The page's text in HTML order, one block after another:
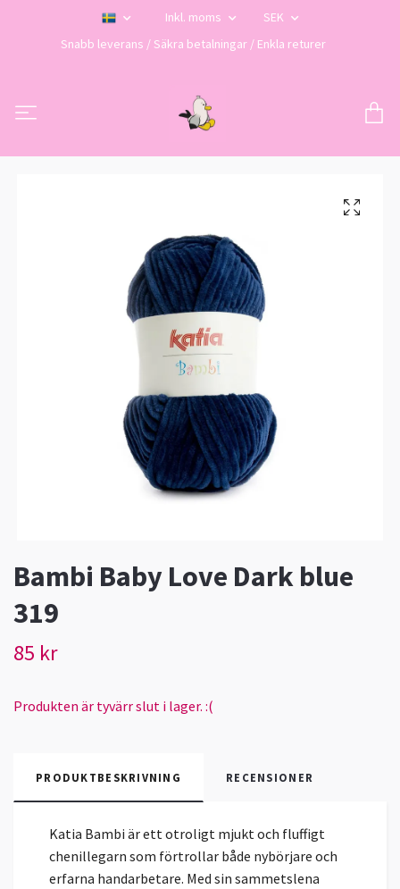
Inkl. moms
SEK
Snabb leverans / Säkra betalningar / Enkla returer
Bambi Baby Love Dark blue
319
85 kr
Produkten är tyvärr slut i lager. :(
PRODUKTBESKRIVNING RECENSIONER
Katia Bambi är ett otroligt mjukt och fluffigt
chenillegarn som förtrollar både nybörjare och
erfarna handarbetare. Med sin sammetslena